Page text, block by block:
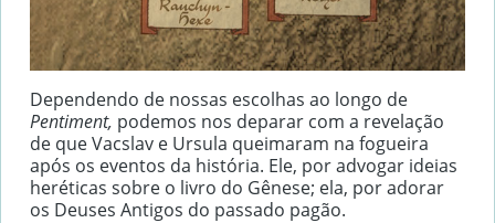
Dependendo de nossas escolhas ao longo de
Pentiment, podemos nos deparar com a revelação
de que Vacslav e Ursula queimaram na fogueira
após os eventos da história. Ele, por advogar ideias
heréticas sobre o livro do Gênese; ela, por adorar
os Deuses Antigos do passado pagão.